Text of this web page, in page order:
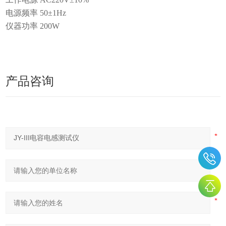
电源频率 50±1Hz
仪器功率 200W
产品咨询